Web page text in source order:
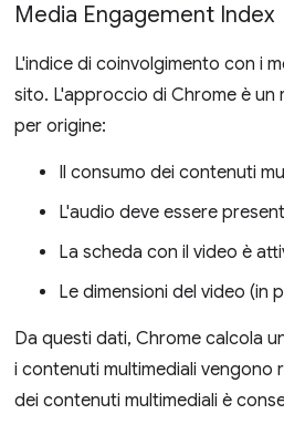
Media Engagement Index
L'indice di coinvolgimento con i
sito. L'approccio di Chrome è
per origine:
Il consumo dei contenuti
L'audio deve essere
La scheda con il video è
Le dimensioni del video (in
Da questi dati, Chrome calcola
i contenuti multimediali
dei contenuti multimediali è